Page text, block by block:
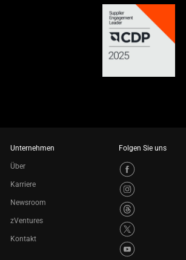
Unternehmen
Über
Karriere
Newsroom
zVentures
Kontakt
Folgen Sie uns